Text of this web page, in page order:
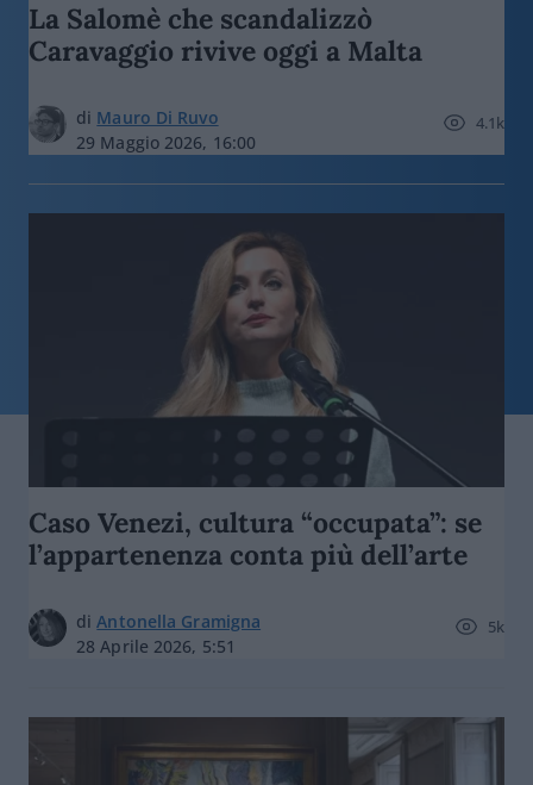
La Salomè che scandalizzò
Caravaggio rivive oggi a Malta
di Mauro Di Ruvo
29 Maggio 2026, 16:00
4.1k
Caso Venezi, cultura “occupata”: se
l’appartenenza conta più dell’arte
diAntonella Gramigna
28 Aprile 2026, 5:51
5k